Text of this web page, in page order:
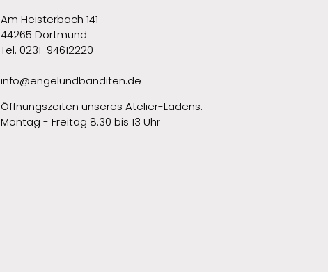
Am Heisterbach 141
44265 Dortmund
Tel. 0231-94612220
info@engelundbanditen.de
Öffnungszeiten unseres Atelier-Ladens:
Montag - Freitag 8.30 bis 13 Uhr